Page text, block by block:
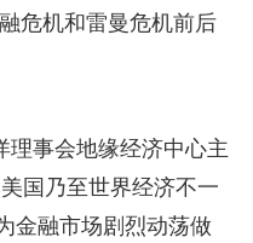
危机和雷曼危机前后
理事会地缘经济中心主
国乃至世界经济不一
金融市场剧烈动荡做